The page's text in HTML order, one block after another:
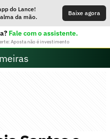
do Lance!
da mão.
Baixe agora
Fale com o assistente.
Aposta não é investimento